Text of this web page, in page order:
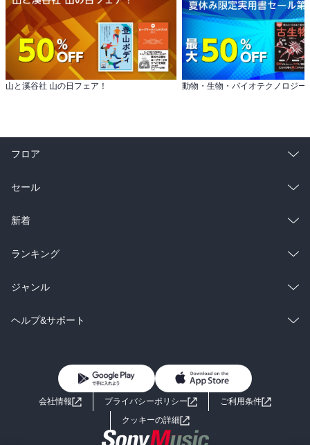
山と溪谷社 山の日フェア！
フロア
総合
ラノベ
雑誌・グラビア
BL・TL
セール
総合
ラノベ
雑誌・グラビア
BL・TL
新着
総合
ラノベ
雑誌・グラビア
ランキング
総合
ラノベ
ジャンル
コミック
ライトノベル 男子向けラノベ
小説
ヘルプ&サポート
よくあるご質問 お問い合わせ
会社情報 プライバシーポリシー
ご利用条件
クッキーの詳細